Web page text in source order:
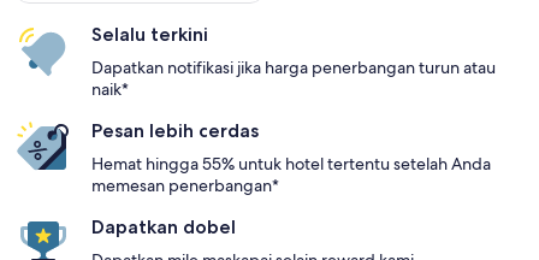
Selalu terkini
Dapatkan notifikasi jika harga penerbangan turun atau
naik*
Pesan lebih cerdas
Hemat hingga 55% untuk hotel tertentu setelah Anda
memesan penerbangan*
Dapatkan dobel